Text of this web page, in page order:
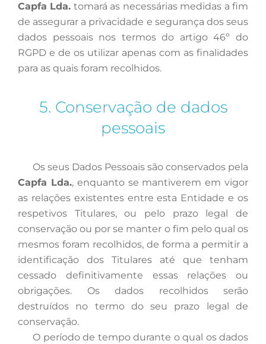
Capfa Lda. tomará as necessárias medidas a fim
de assegurar a privacidade e segurança dos seus
dados pessoais nos termos do artigo 46º do
RGPD e de os utilizar apenas com as finalidades
para as quais foram recolhidos.
5. Conservação de dados
pessoais
Os seus Dados Pessoais são conservados pela
Capfa Lda., enquanto se mantiverem em vigor
as relações existentes entre esta Entidade e os
respetivos Titulares, ou pelo prazo legal de
conservação ou por se manter o fim pelo qual os
mesmos foram recolhidos, de forma a permitir a
identificação dos Titulares até que tenham
cessado definitivamente essas relações ou
obrigações. Os dados recolhidos serão
destruídos no termo do seu prazo legal de
conservação.
O período de tempo durante o qual os dados